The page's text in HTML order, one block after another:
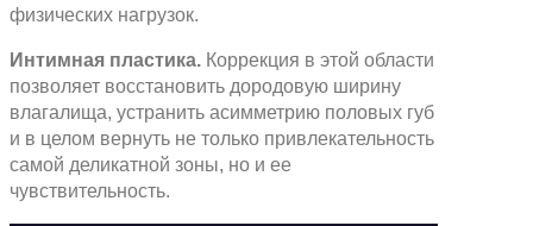
физических нагрузок.
Интимная пластика. Коррекция в этой области
позволяет восстановить дородовую ширину
влагалища, устранить асимметрию половых губ
и в целом вернуть не только привлекательность
самой деликатной зоны, но и ее
чувствительность.